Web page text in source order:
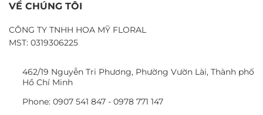
VỀ CHÚNG TÔI
CÔNG TY TNHH HOA MỸ FLORAL
MST: 0319306225
462/19 Nguyễn Tri Phương, Phường Vườn Lài, Thành phố
Hồ Chí Minh
Phone: 0907 541 847 - 0978 771 147